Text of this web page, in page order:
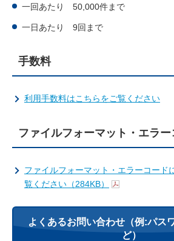
一回あたり 50,000件まで
一日あたり 9回まで
手数料
利用手数料はこちらをご覧ください
ファイルフォーマット・エラー
ファイルフォーマット・エラーコード
覧ください（284KB）
よくあるお問い合わせ（例:パス
ど）